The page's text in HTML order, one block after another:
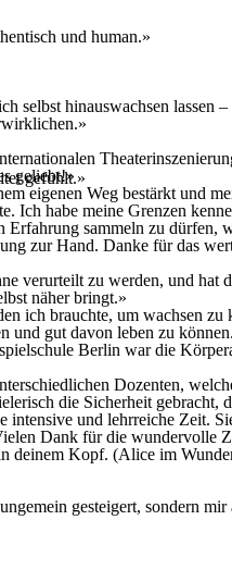
und human.»
hinauswachsen lassen
gefühlt.»
geliebt!»
eigenen Weg bestärkt und
Ich habe meine Grenzen
sammeln zu dürfen,
zur Hand. Danke für das
verurteilt zu werden, und hat
näher bringt.»
ich brauchte, um wachsen zu
gut davon leben zu
Berlin war die
Dozenten,
die Sicherheit
und lehrreiche Zeit.
Dank für die wundervolle
deinem Kopf. (Alice im
gesteigert, sondern